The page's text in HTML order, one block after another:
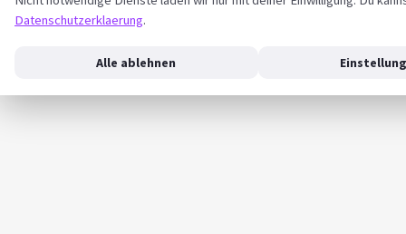
Datenschutzerklaerung.
Alle ablehnen